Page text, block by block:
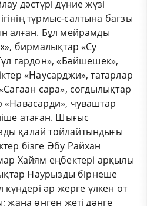
дәстүрі дүние жүзі
тұрмыс-салтына бағзы
алған. Бұл мейрамды
бирмалықтар «Су
гардон», «Бәйшешек»,
«Наусарджи», татарлар
сара», соғдылықтар
чуваштар
атаған. Шығыс
қалай тойлайтындығы
бізге Әбу Райхан
Хайям еңбектері арқылы
Наурызды бірнеше
күндері әр жерге үлкен от
жаңа өнген жеті дәнге